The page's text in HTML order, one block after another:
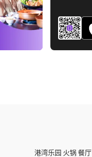
港湾乐园 火锅 餐厅